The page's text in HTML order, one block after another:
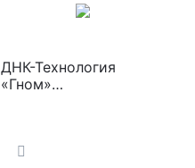
ДНК-Технология
«Гном»